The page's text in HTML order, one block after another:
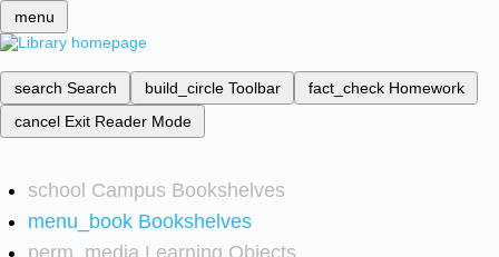
menu
search Search build_circle Toolbar fact_check Homework
cancel Exit Reader Mode
school Campus Bookshelves
menu_book Bookshelves